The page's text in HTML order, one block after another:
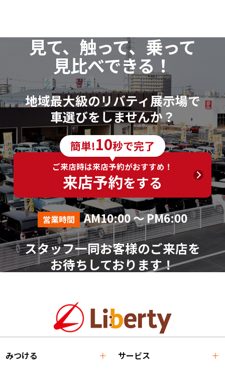
見て、触って、乗って
見比べできる！
地域最大級のリバティ展示場で
車選びをしませんか？
簡単!10秒で完了
ご来店時は来店予約がおすすめ！
来店予約をする
営業時間 AM10:00 ～ PM6:00
スタッフ一同お客様のご来店を
お待ちしております！
みつける サービス